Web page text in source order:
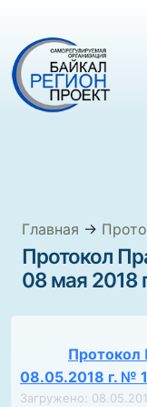
Главная →
Протокол
08 мая 2018
Протокол
08.05.2018 г. №
Загружено: